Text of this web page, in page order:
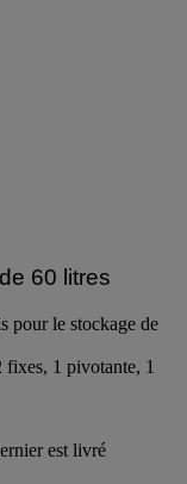
60 litres
pour le stockage de
1 pivotante, 1
est livré